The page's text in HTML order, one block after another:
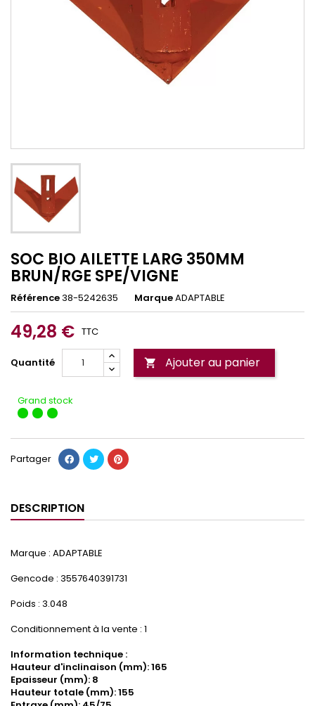
SOC BIO AILETTE LARG 350MM
BRUN/RGE SPE/VIGNE
Référence38-5242635 MarqueADAPTABLE
49,28 € TTC
Quantité  Ajouter au panier
Grand stock
Partager
DESCRIPTION
Marque : ADAPTABLE
Gencode : 3557640391731
Poids : 3.048
Conditionnement à la vente : 1
Information technique :
Hauteur d'inclinaison (mm): 165
Epaisseur (mm): 8
Hauteur totale (mm): 155